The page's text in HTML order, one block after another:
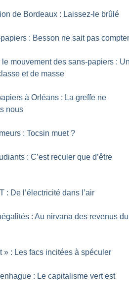
de Bordeaux : Laissez-le brûlé
: Besson ne sait pas
mouvement des sans-papiers :
et de masse
à Orléans : La greffe ne
nous
: Tocsin muet ?
: C’est reculer que d’être
: De l’électricité dans l’air
: Au nirvana des revenus du
» : Les facs incitées à spéculer
: Le capitalisme vert est